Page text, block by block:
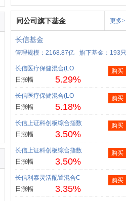
同公司旗下基金 更多>
长信基金
管理规模：2168.87亿 旗下基金：193只
长信医疗保健混合(LO
日涨幅
5.29%
购买
长信医疗保健混合(LO
日涨幅
5.18%
购买
长信上证科创板综合指数
日涨幅
3.50%
购买
长信上证科创板综合指数
日涨幅
3.50%
购买
长信利泰灵活配置混合C
日涨幅
3.35%
购买